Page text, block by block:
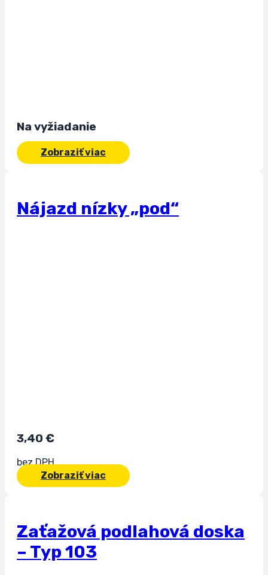
Na vyžiadanie
Zobraziť viac
Nájazd nízky „pod“
3,40 €
bez DPH
Zobraziť viac
Zaťažová podlahová doska
– Typ 103